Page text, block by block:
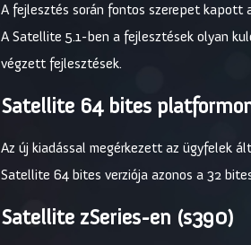
A fejlesztés során fontos szerepet kapott
A Satellite 5.1-ben a fejlesztések olyan
végzett fejlesztések.
Satellite 64 bites
Az új kiadással megérkezett az ügyfelek
Satellite 64 bites verziója azonos a 32
Satellite zSeries-en (s390)